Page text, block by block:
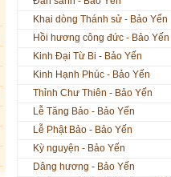
Khai dòng Thánh sử - Bảo Yến
Hồi hương công đức - Bảo Yến
Kinh Đại Từ Bi - Bảo Yến
Kinh Hạnh Phúc - Bảo Yến
Thỉnh Chư Thiên - Bảo Yến
Lễ Tăng Bảo - Bảo Yến
Lễ Phật Bảo - Bảo Yến
Kỳ nguyện - Bảo Yến
Dâng hương - Bảo Yến